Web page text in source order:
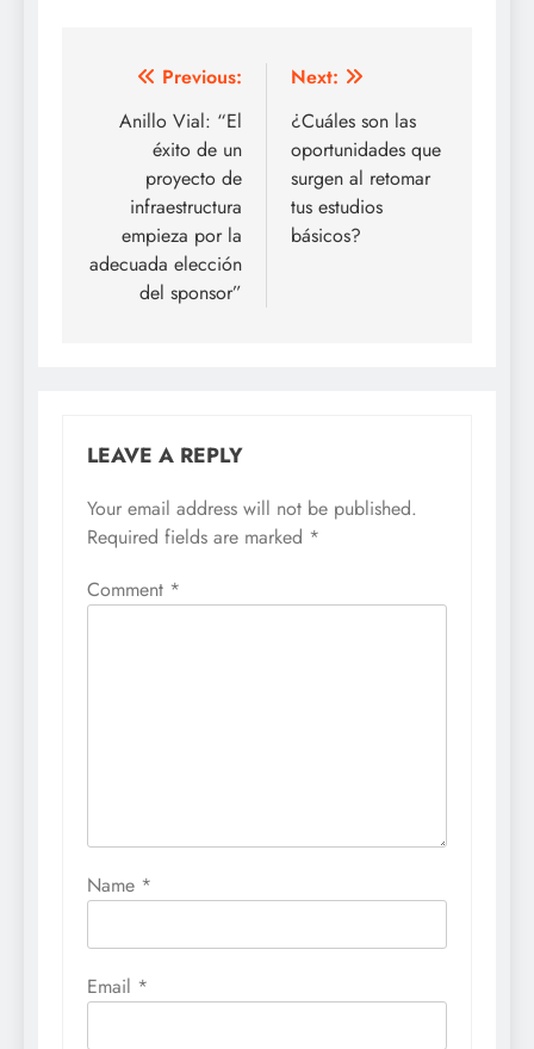
Post
navigation
Previous:
Anillo Vial: “El
éxito de un
proyecto de
infraestructura
empieza por la
adecuada elección
del sponsor”
Next:
¿Cuáles son las
oportunidades que
surgen al retomar
tus estudios
básicos?
LEAVE A REPLY
Your email address will not be published.
Required fields are marked *
Comment *
Name *
Email *